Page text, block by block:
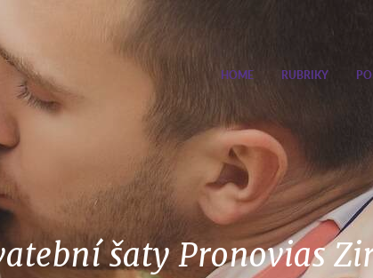
HOME RUBRIKY
šaty Pronovias